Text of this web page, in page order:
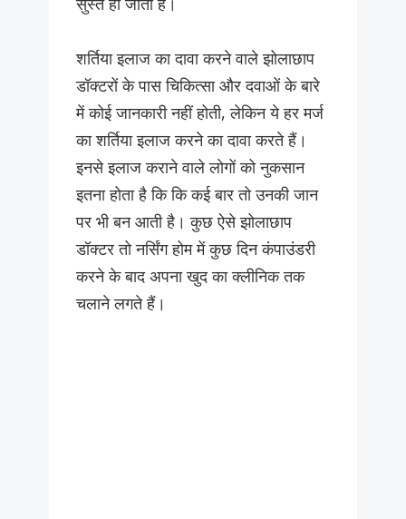
शर्तिया इलाज का दावा करने वाले झोलाछाप
डॉक्टरों के पास चिकित्सा और दवाओं के बारे
में कोई जानकारी नहीं होती, लेकिन ये हर मर्ज
का शर्तिया इलाज करने का दावा करते हैं।
इनसे इलाज कराने वाले लोगों को नुकसान
इतना होता है कि कि कई बार तो उनकी जान
पर भी बन आती है। कुछ ऐसे झोलाछाप
डॉक्टर तो नर्सिंग होम में कुछ दिन कंपाउंडरी
करने के बाद अपना खुद का क्लीनिक तक
चलाने लगते हैं।